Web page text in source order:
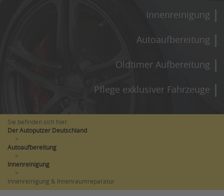
Innenreinigung
Autoaufbereitung
Oldtimer Aufbereitung
Pflege exklusiver Fahrzeuge
Sie befinden sich hier:
Der Autoputzer Deutschland
>
Autoaufbereitung
>
Innenreinigung
>
Innenreinigung & Innenraumreparatur